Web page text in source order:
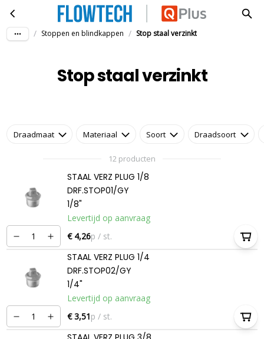
Ga naar hoofdinhoudStop staal verzinkt
/ Stoppen en blindkappen / Stop staal verzinkt
Stop staal verzinkt
Draadmaat Materiaal Soort Draadsoort
12 producten
STAAL VERZ PLUG 1/8
DRF.STOP01/GY
1/8"
Levertijd op aanvraag
€ 4,26p / st.
STAAL VERZ PLUG 1/4
DRF.STOP02/GY
1/4"
Levertijd op aanvraag
€ 3,51p / st.